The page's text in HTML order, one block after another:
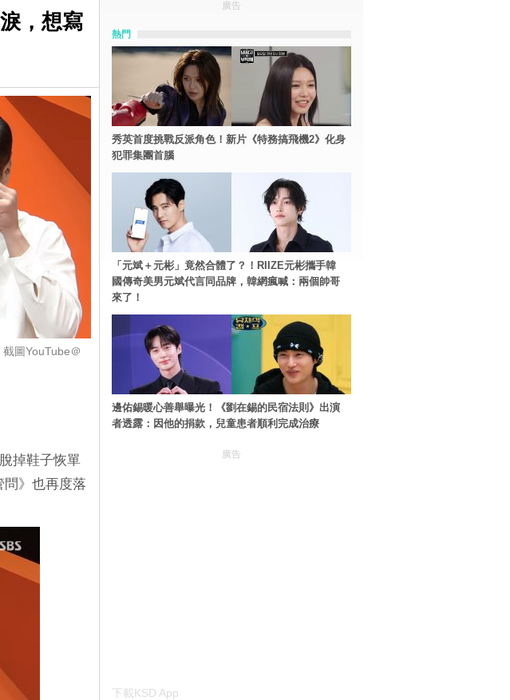
，想寫
圖YouTube＠
掉鞋子恢單
問》也再度落
廣告
熱門
秀英首度挑戰反派角色！新片《特務搞飛機2》化身
犯罪集團首腦
「元斌＋元彬」竟然合體了？！RIIZE元彬攜手韓
國傳奇美男元斌代言同品牌，韓網瘋喊：兩個帥哥
來了！
邊佑錫暖心善舉曝光！《劉在錫的民宿法則》出演
者透露：因他的捐款，兒童患者順利完成治療
廣告
下載KSD App